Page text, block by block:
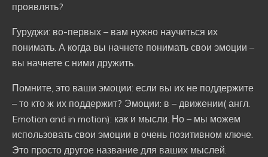
проявлять?
Гуруджи: во-первых – вам нужно научиться их
понимать. А когда вы начнете понимать свои эмоции –
вы начнете с ними дружить.
Помните, это ваши эмоции: если вы их не поддержите
– то кто ж их поддержит? Эмоции: в – движении( англ.
Emotion and in motion): как и мысли. Но – мы можем
использовать свои эмоции в очень позитивном ключе.
Это просто другое название для ваших мыслей.